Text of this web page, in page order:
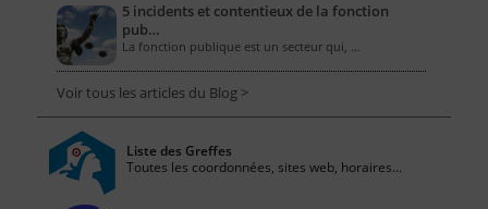
5 incidents et contentieux de la fonction
pub…
La fonction publique est un secteur qui, …
Voir tous les articles du Blog >
Liste des Greffes
Toutes les coordonnées, sites web, horaires...